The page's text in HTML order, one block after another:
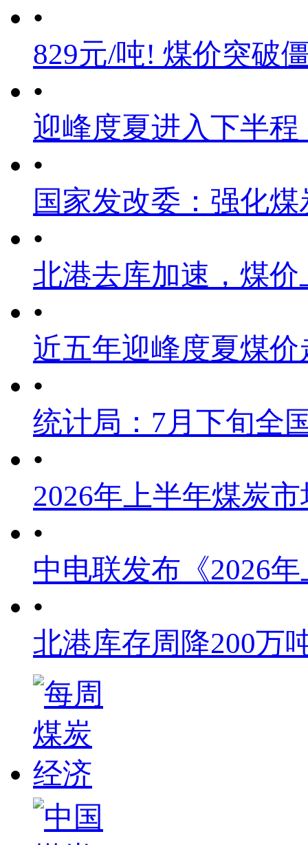
•
829元/吨! 煤价突破
•
迎峰度夏进入下半
•
国家发改委：强化
•
北港去库加速，煤
•
近五年迎峰度夏煤价
•
统计局：7月下旬全
•
2026年上半年煤炭
•
中电联发布《2026
•
北港库存周降200万